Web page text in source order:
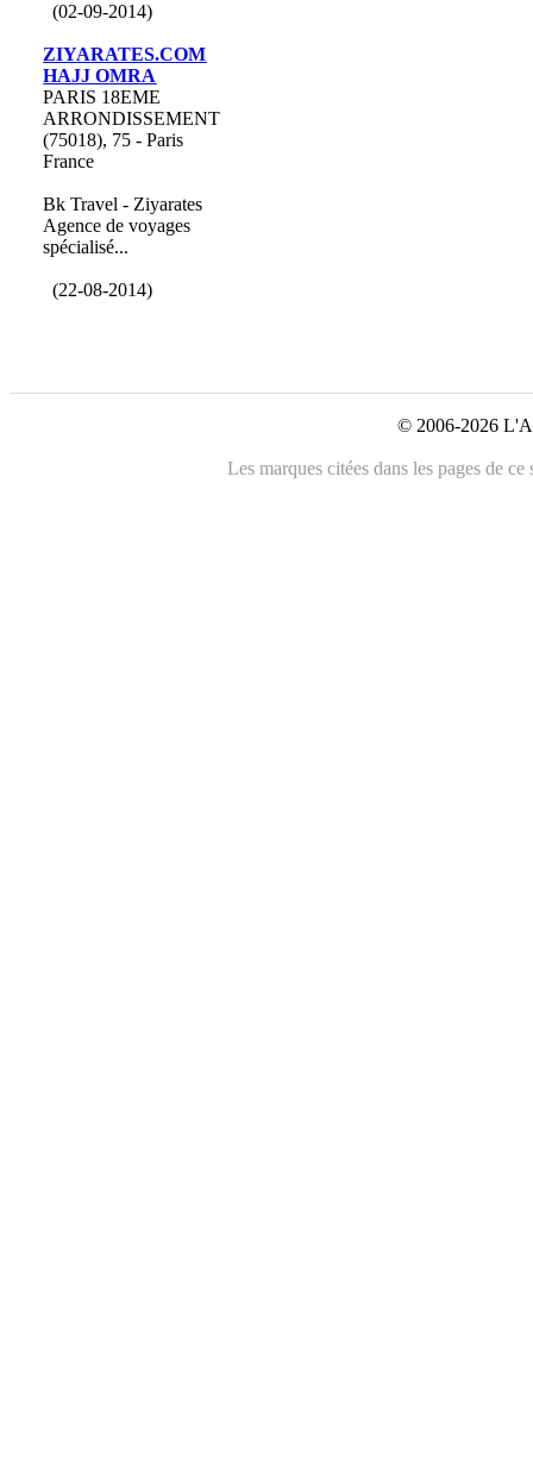
(02-09-2014)
ZIYARATES.COM
HAJJ OMRA
PARIS 18EME
ARRONDISSEMENT
(75018), 75 - Paris
France
Bk Travel - Ziyarates
Agence de voyages
spécialisé...
(22-08-2014)
© 2006-2026
Les marques citées dans les pages de